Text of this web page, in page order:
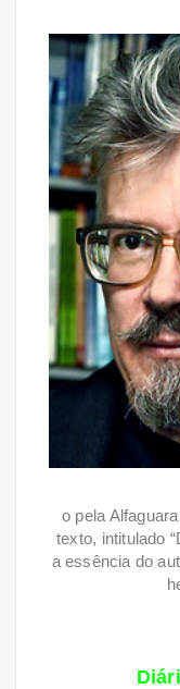
o pela
texto, intitulado
a essência do